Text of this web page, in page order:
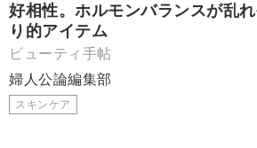
好相性。ホルモンバランスが乱
り的アイテム
ビューティ手帖
婦人公論編集部
スキンケア